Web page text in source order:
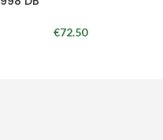
€72.50